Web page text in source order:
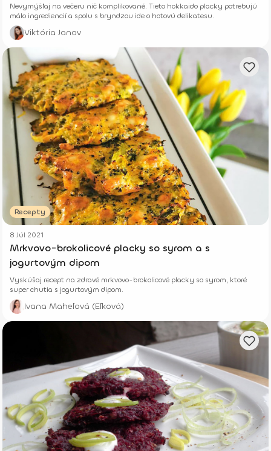
Nevymýšľaj na večeru nič komplikované. Tieto hokkaido placky potrebujú
málo ingrediencií a spolu s bryndzou ide o hotovú delikatesu.
Viktória Janov
Recepty
8 Júl 2021
Mrkvovo-brokolicové placky so syrom a s
jogurtovým dipom
Vyskúšaj recept na zdravé mrkvovo-brokolicové placky so syrom, ktoré
super chutia s jogurtovým dipom.
Ivana Maheľová (Eľková)